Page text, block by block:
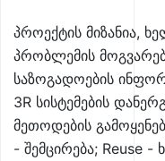
პროექტის მიზანია,
პრობლემის
საზოგადოების
3R სისტემების
მეთოდების
- შემცირება; Reuse -